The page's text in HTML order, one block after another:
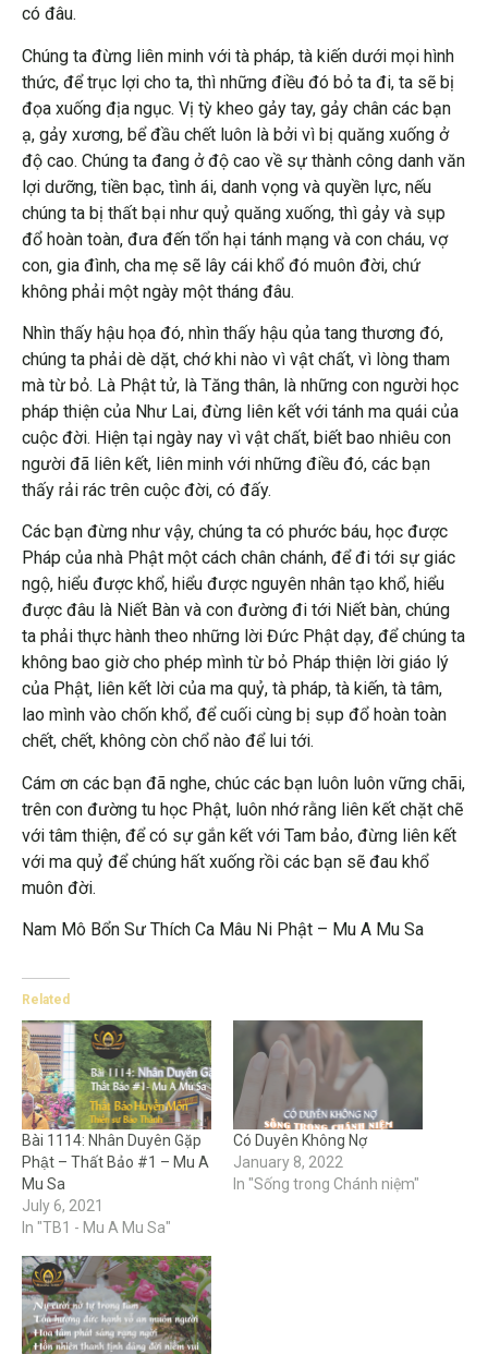
có đâu.
Chúng ta đừng liên minh với tà pháp, tà kiến dưới mọi hình
thức, để trục lợi cho ta, thì những điều đó bỏ ta đi, ta sẽ bị
đọa xuống địa ngục. Vị tỳ kheo gảy tay, gảy chân các bạn
ạ, gảy xương, bể đầu chết luôn là bởi vì bị quăng xuống ở
độ cao. Chúng ta đang ở độ cao về sự thành công danh văn
lợi dưỡng, tiền bạc, tình ái, danh vọng và quyền lực, nếu
chúng ta bị thất bại như quỷ quăng xuống, thì gảy và sụp
đổ hoàn toàn, đưa đến tổn hại tánh mạng và con cháu, vợ
con, gia đình, cha mẹ sẽ lây cái khổ đó muôn đời, chứ
không phải một ngày một tháng đâu.
Nhìn thấy hậu họa đó, nhìn thấy hậu qủa tang thương đó,
chúng ta phải dè dặt, chớ khi nào vì vật chất, vì lòng tham
mà từ bỏ. Là Phật tử, là Tăng thân, là những con người học
pháp thiện của Như Lai, đừng liên kết với tánh ma quái của
cuộc đời. Hiện tại ngày nay vì vật chất, biết bao nhiêu con
người đã liên kết, liên minh với những điều đó, các bạn
thấy rải rác trên cuộc đời, có đấy.
Các bạn đừng như vậy, chúng ta có phước báu, học được
Pháp của nhà Phật một cách chân chánh, để đi tới sự giác
ngộ, hiểu được khổ, hiểu được nguyên nhân tạo khổ, hiểu
được đâu là Niết Bàn và con đường đi tới Niết bàn, chúng
ta phải thực hành theo những lời Đức Phật dạy, để chúng ta
không bao giờ cho phép mình từ bỏ Pháp thiện lời giáo lý
của Phật, liên kết lời của ma quỷ, tà pháp, tà kiến, tà tâm,
lao mình vào chốn khổ, để cuối cùng bị sụp đổ hoàn toàn
chết, chết, không còn chổ nào để lui tới.
Cám ơn các bạn đã nghe, chúc các bạn luôn luôn vững chãi,
trên con đường tu học Phật, luôn nhớ rằng liên kết chặt chẽ
với tâm thiện, để có sự gắn kết với Tam bảo, đừng liên kết
với ma quỷ để chúng hất xuống rồi các bạn sẽ đau khổ
muôn đời.
Nam Mô Bổn Sư Thích Ca Mâu Ni Phật – Mu A Mu Sa
Related
Bài 1114: Nhân Duyên Gặp
Phật – Thất Bảo #1 – Mu A
Mu Sa
July 6, 2021
In "TB1 - Mu A Mu Sa"
Có Duyên Không Nợ
January 8, 2022
In "Sống trong Chánh niệm"